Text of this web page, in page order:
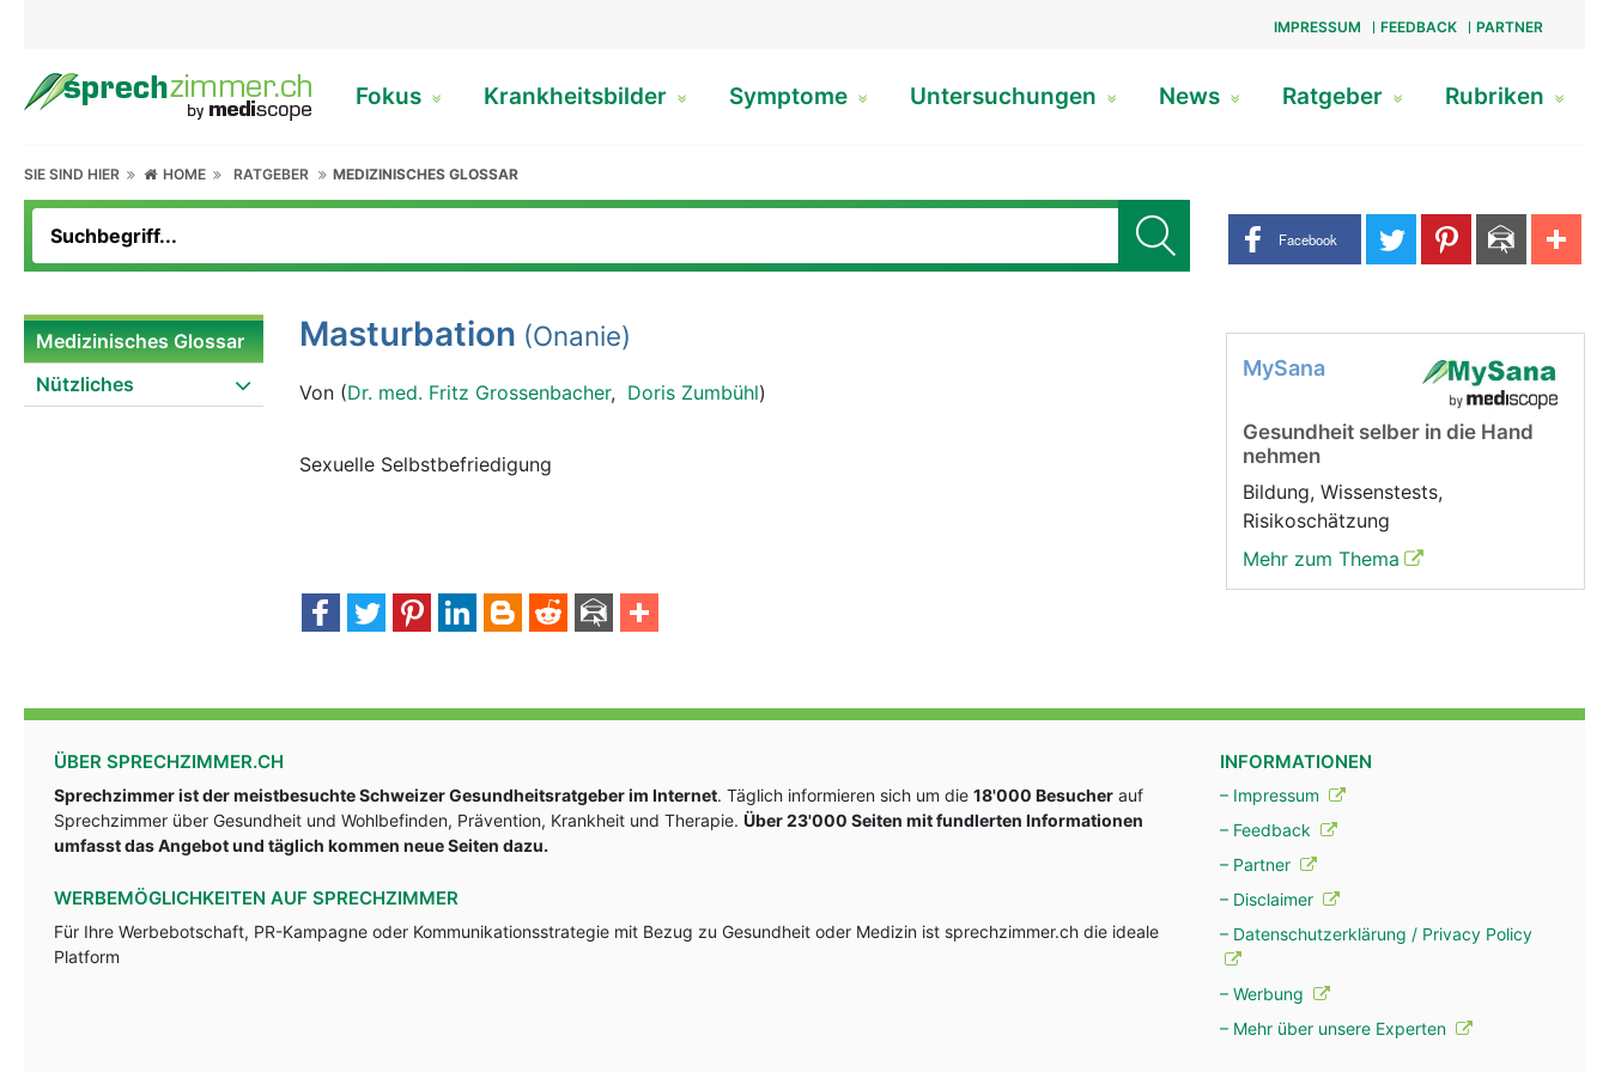
IMPRESSUM FEEDBACK PARTNER
Fokus Krankheitsbilder Symptome Untersuchungen News Ratgeber Rubriken
SIE SIND HIER HOME RATGEBER MEDIZINISCHES GLOSSAR
Share buttons
Facebook
Medizinisches Glossar
Nützliches
Masturbation (Onanie)
Von (Dr. med. Fritz Grossenbacher, Doris Zumbühl)
Sexuelle Selbstbefriedigung
MySana
Gesundheit selber in die Hand
nehmen
Bildung, Wissenstests,
Risikoschätzung
Mehr zum Thema
ÜBER SPRECHZIMMER.CH
Sprechzimmer ist der meistbesuchte Schweizer Gesundheitsratgeber im Internet. Täglich informieren sich um die 18'000 Besucher auf
Sprechzimmer über Gesundheit und Wohlbefinden, Prävention, Krankheit und Therapie. Über 23'000 Seiten mit fundlerten Informationen
umfasst das Angebot und täglich kommen neue Seiten dazu.
WERBEMÖGLICHKEITEN AUF SPRECHZIMMER
Für Ihre Werbebotschaft, PR-Kampagne oder Kommunikationsstrategie mit Bezug zu Gesundheit oder Medizin ist sprechzimmer.ch die ideale
Platform
INFORMATIONEN
– Impressum
– Feedback
– Partner
– Disclaimer
– Datenschutzerklärung / Privacy Policy
– Werbung
– Mehr über unsere Experten